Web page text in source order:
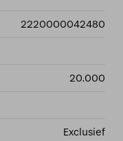
2220000042480
20.000
Exclusief